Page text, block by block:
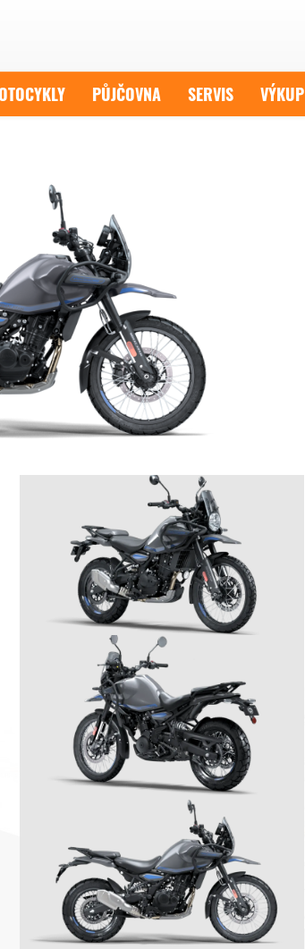
PŮJČOVNA SERVIS VÝKUP